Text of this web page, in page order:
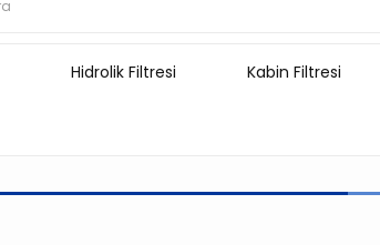
Hidrolik Filtresi Kabin Filtresi